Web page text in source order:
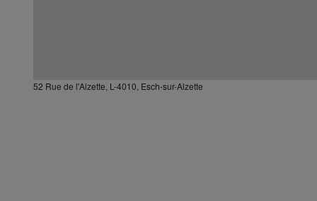
52 Rue de l'Alzette, L-4010, Esch-sur-Alzette